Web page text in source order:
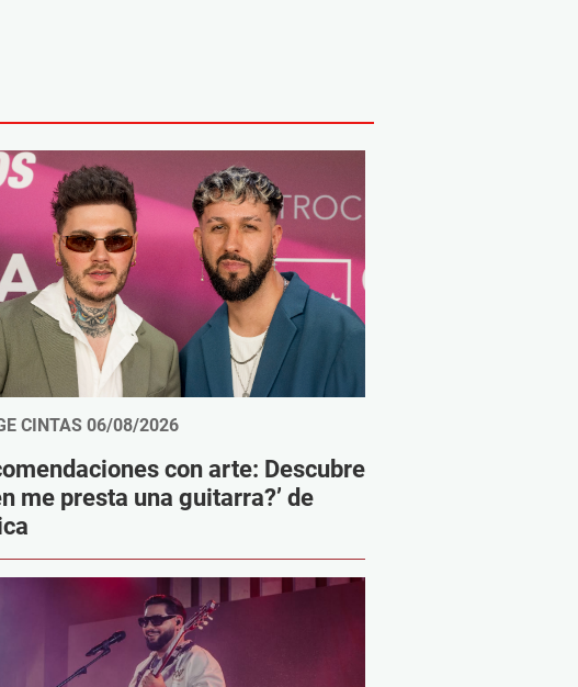
CINTAS 06/08/2026
con arte: Descubre
me presta una guitarra?’ de